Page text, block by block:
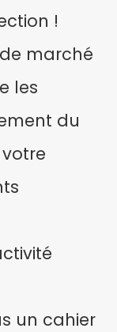
!
marché
les
du
un cahier